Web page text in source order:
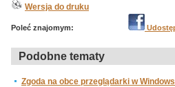
Wersja do druku
Poleć znajomym:
Podobne tematy
Zgoda na obce przeglądarki w